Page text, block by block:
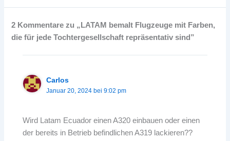
2 Kommentare zu „LATAM bemalt Flugzeuge mit Farben,
die für jede Tochtergesellschaft repräsentativ sind”
Carlos
Januar 20, 2024 bei 9:02 pm
Wird Latam Ecuador einen A320 einbauen oder einen
der bereits in Betrieb befindlichen A319 lackieren??